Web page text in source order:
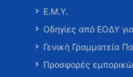
Ε.Μ.Υ.
Οδηγίες από ΕΟΔΥ
Γενική Γραμματεία
Προσφορές